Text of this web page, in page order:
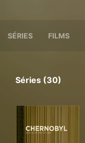
SÉRIES FILMS
Séries (30)